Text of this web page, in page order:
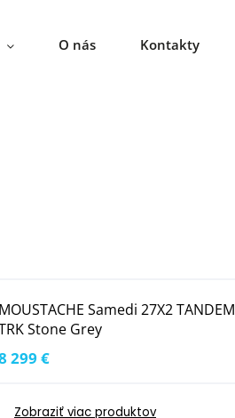
O nás Kontakty
MOUSTACHE Samedi 27X2 TANDEM
Stone Grey
299 €
Zobraziť viac produktov